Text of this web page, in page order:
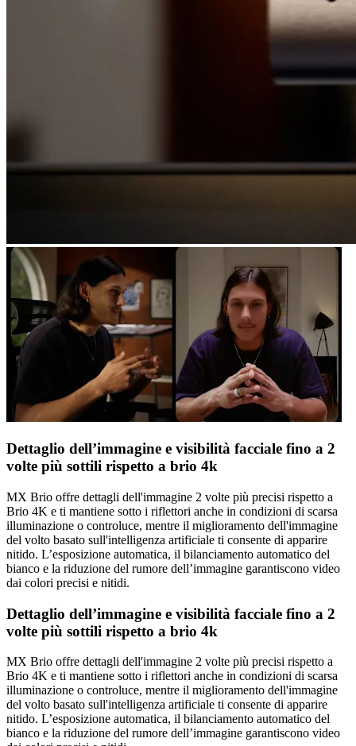
Dettaglio dell’immagine e visibilità facciale fino a 2
volte più sottili rispetto a brio 4k
MX Brio offre dettagli dell'immagine 2 volte più precisi rispetto a
Brio 4K e ti mantiene sotto i riflettori anche in condizioni di scarsa
illuminazione o controluce, mentre il miglioramento dell'immagine
del volto basato sull'intelligenza artificiale ti consente di apparire
nitido. L’esposizione automatica, il bilanciamento automatico del
bianco e la riduzione del rumore dell’immagine garantiscono video
dai colori precisi e nitidi.
Dettaglio dell’immagine e visibilità facciale fino a 2
volte più sottili rispetto a brio 4k
MX Brio offre dettagli dell'immagine 2 volte più precisi rispetto a
Brio 4K e ti mantiene sotto i riflettori anche in condizioni di scarsa
illuminazione o controluce, mentre il miglioramento dell'immagine
del volto basato sull'intelligenza artificiale ti consente di apparire
nitido. L’esposizione automatica, il bilanciamento automatico del
bianco e la riduzione del rumore dell’immagine garantiscono video